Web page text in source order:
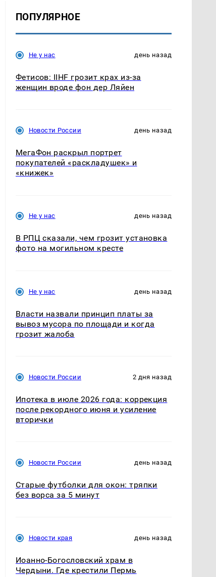
ПОПУЛЯРНОЕ
Не у нас день назад
Фетисов: IIHF грозит крах из-за
женщин вроде фон дер Ляйен
Новости России день назад
МегаФон раскрыл портрет
покупателей «раскладушек» и
«книжек»
Не у нас день назад
В РПЦ сказали, чем грозит установка
фото на могильном кресте
Не у нас день назад
Власти назвали принцип платы за
вывоз мусора по площади и когда
грозит жалоба
Новости России 2 дня назад
Ипотека в июле 2026 года: коррекция
после рекордного июня и усиление
вторички
Новости России день назад
Старые футболки для окон: тряпки
без ворса за 5 минут
Новости края день назад
Иоанно-Богословский храм в
Чердыни. Где крестили Пермь